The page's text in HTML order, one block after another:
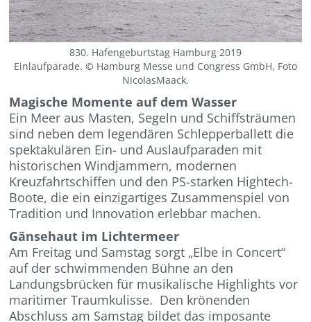
830. Hafengeburtstag Hamburg 2019
Einlaufparade. © Hamburg Messe und Congress GmbH, Foto
NicolasMaack.
Magische Momente auf dem Wasser ​
Ein Meer aus Masten, Segeln und Schiffsträumen
sind neben dem legendären Schlepperballett die
spektakulären Ein- und Auslaufparaden mit
historischen Windjammern, modernen
Kreuzfahrtschiffen und den PS-starken Hightech-
Boote, die ein einzigartiges Zusammenspiel von
Tradition und Innovation erlebbar machen. ​
Gänsehaut im Lichtermeer ​
Am Freitag und Samstag sorgt „Elbe in Concert“
auf der schwimmenden Bühne an den
Landungsbrücken für musikalische Highlights vor
maritimer Traumkulisse. ​ Den krönenden
Abschluss am Samstag bildet das imposante